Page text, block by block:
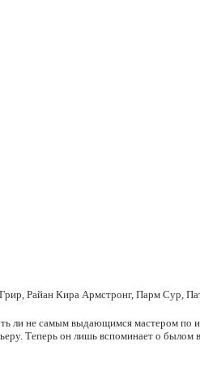
Райан Кира Армстронг, Парм Сур,
ли не самым выдающимся мастером
Теперь он лишь вспоминает о